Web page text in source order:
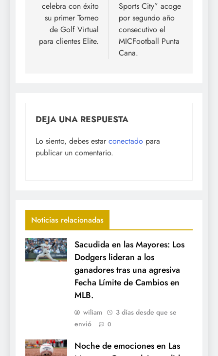
celebra con éxito
su primer Torneo
de Golf Virtual
para clientes Elite.
Sports City” acoge
por segundo año
consecutivo el
MICFootball Punta
Cana.
DEJA UNA RESPUESTA
Lo siento, debes estar conectado para
publicar un comentario.
Noticias relacionadas
Sacudida en las Mayores: Los
Dodgers lideran a los
ganadores tras una agresiva
Fecha Límite de Cambios en
MLB.
wiliam
3 días desde que se
envió
0
Noche de emociones en Las